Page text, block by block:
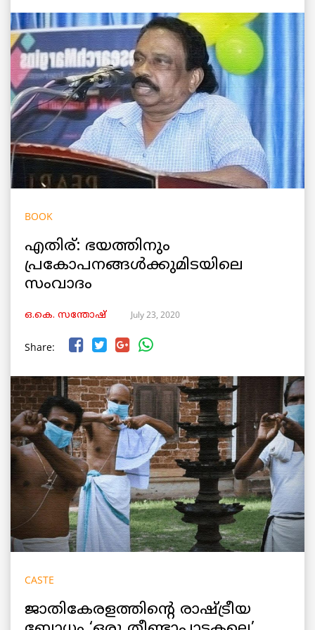
BOOK
എതിര്: ഭയത്തിനും
പ്രകോപനങ്ങൾക്കുമിടയിലെ
സംവാദം
ഒ.കെ. സന്തോഷ് July 23, 2020
Share:
CASTE
ജാതികേരളത്തിന്റെ രാഷ്ട്രീയ